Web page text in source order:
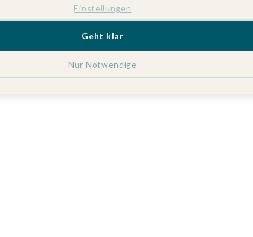
Einstellungen
Nur Notwendige
Geht klar